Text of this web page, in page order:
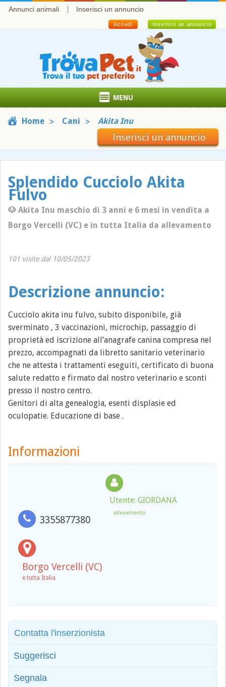
Annunci animali Inserisci un annuncio
Inserisci un annuncio
Accedi
MENU
Home Cani Akita Inu
Inserisci un annuncio
Splendido Cucciolo Akita
Fulvo
🐶 Akita Inu maschio di 3 anni e 6 mesi in vendita a
Borgo Vercelli (VC) e in tutta Italia da allevamento
101 visite dal 10/05/2023
Descrizione annuncio:
Cucciolo akita inu fulvo, subito disponibile, già
sverminato , 3 vaccinazioni, microchip, passaggio di
proprietà ed iscrizione all’anagrafe canina compresa nel
prezzo, accompagnati da libretto sanitario veterinario
che ne attesta i trattamenti eseguiti, certificato di buona
salute redatto e firmato dal nostro veterinario e sconti
presso il nostro centro.
Genitori di alta genealogia, esenti displasie ed
oculopatie. Educazione di base .
Informazioni
3355877380
Utente: GIORDANA
allevamento
Borgo Vercelli (VC)
e tutta Italia
Contatta l'inserzionista
Suggerisci
Segnala